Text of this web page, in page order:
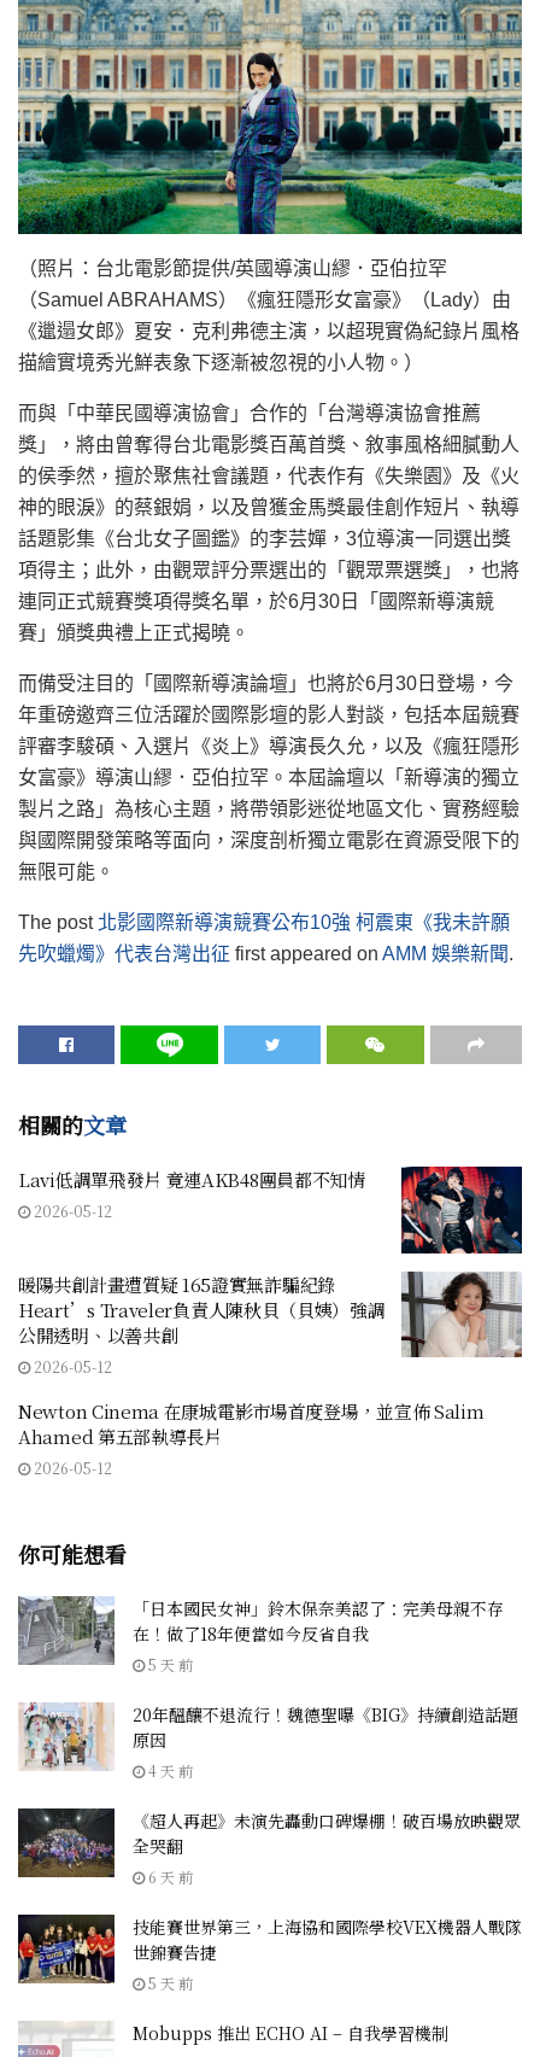
（照片：台北電影節提供/英國導演山繆．亞伯拉罕
（Samuel ABRAHAMS）《瘋狂隱形女富豪》（Lady）由
《邋遢女郎》夏安．克利弗德主演，以超現實偽紀錄片風格
描繪實境秀光鮮表象下逐漸被忽視的小人物。）
而與「中華民國導演協會」合作的「台灣導演協會推薦
獎」，將由曾奪得台北電影獎百萬首獎、敘事風格細膩動人
的侯季然，擅於聚焦社會議題，代表作有《失樂園》及《火
神的眼淚》的蔡銀娟，以及曾獲金馬獎最佳創作短片、執導
話題影集《台北女子圖鑑》的李芸嬋，3位導演一同選出獎
項得主；此外，由觀眾評分票選出的「觀眾票選獎」，也將
連同正式競賽獎項得獎名單，於6月30日「國際新導演競
賽」頒獎典禮上正式揭曉。
而備受注目的「國際新導演論壇」也將於6月30日登場，今
年重磅邀齊三位活躍於國際影壇的影人對談，包括本屆競賽
評審李駿碩、入選片《炎上》導演長久允，以及《瘋狂隱形
女富豪》導演山繆．亞伯拉罕。本屆論壇以「新導演的獨立
製片之路」為核心主題，將帶領影迷從地區文化、實務經驗
與國際開發策略等面向，深度剖析獨立電影在資源受限下的
無限可能。
The post 北影國際新導演競賽公布10強 柯震東《我未許願
先吹蠟燭》代表台灣出征 first appeared on AMM 娛樂新聞.
相關的文章
Lavi低調單飛發片 竟連AKB48團員都不知情
2026-05-12
暖陽共創計畫遭質疑 165證實無詐騙紀錄
Heart’s Traveler負責人陳秋貝（貝姨）強調
公開透明、以善共創
2026-05-12
Newton Cinema 在康城電影市場首度登場，並宣佈 Salim
Ahamed 第五部執導長片
2026-05-12
你可能想看
「日本國民女神」鈴木保奈美認了：完美母親不存
在！做了18年便當如今反省自我
5 天 前
20年醞釀不退流行！魏德聖曝《BIG》持續創造話題
原因
4 天 前
《超人再起》未演先轟動口碑爆棚！破百場放映觀眾
全哭翻
6 天 前
技能賽世界第三，上海協和國際學校VEX機器人戰隊
世錦賽告捷
5 天 前
Mobupps 推出 ECHO AI – 自我學習機制